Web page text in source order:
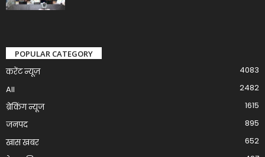
POPULAR CATEGORY
करेंट न्यूज़
4083
All
2482
ब्रेकिंग न्यूज
1615
जनपद
895
खास खबर
652